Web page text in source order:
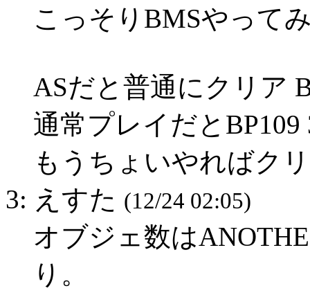
こっそりBMSやって
ASだと普通にクリア
通常プレイだとBP109
もうちょいやればク
3: えすた (12/24 02:05)
オブジェ数は
り。